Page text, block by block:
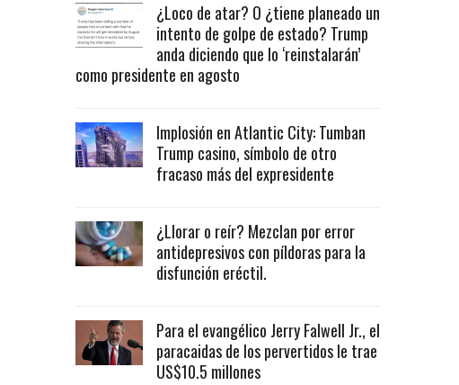
¿Loco de atar? O ¿tiene planeado un
intento de golpe de estado? Trump
anda diciendo que lo ‘reinstalarán’
como presidente en agosto
Implosión en Atlantic City: Tumban
Trump casino, símbolo de otro
fracaso más del expresidente
¿Llorar o reír? Mezclan por error
antidepresivos con píldoras para la
disfunción eréctil.
Para el evangélico Jerry Falwell Jr., el
paracaidas de los pervertidos le trae
US$10.5 millones